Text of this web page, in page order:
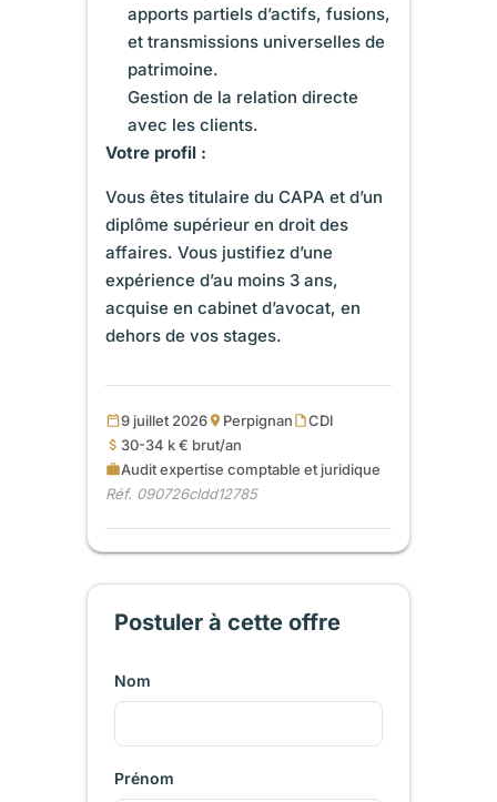
apports partiels d’actifs, fusions,
et transmissions universelles de
patrimoine.
Gestion de la relation directe
avec les clients.
Votre profil :
Vous êtes titulaire du CAPA et d’un
diplôme supérieur en droit des
affaires. Vous justifiez d’une
expérience d’au moins 3 ans,
acquise en cabinet d’avocat, en
dehors de vos stages.
9 juillet 2026 Perpignan
CDI
30-34 k € brut/an
Audit expertise comptable et juridique
Réf. 090726cldd12785
Postuler à cette offre
Nom
Prénom